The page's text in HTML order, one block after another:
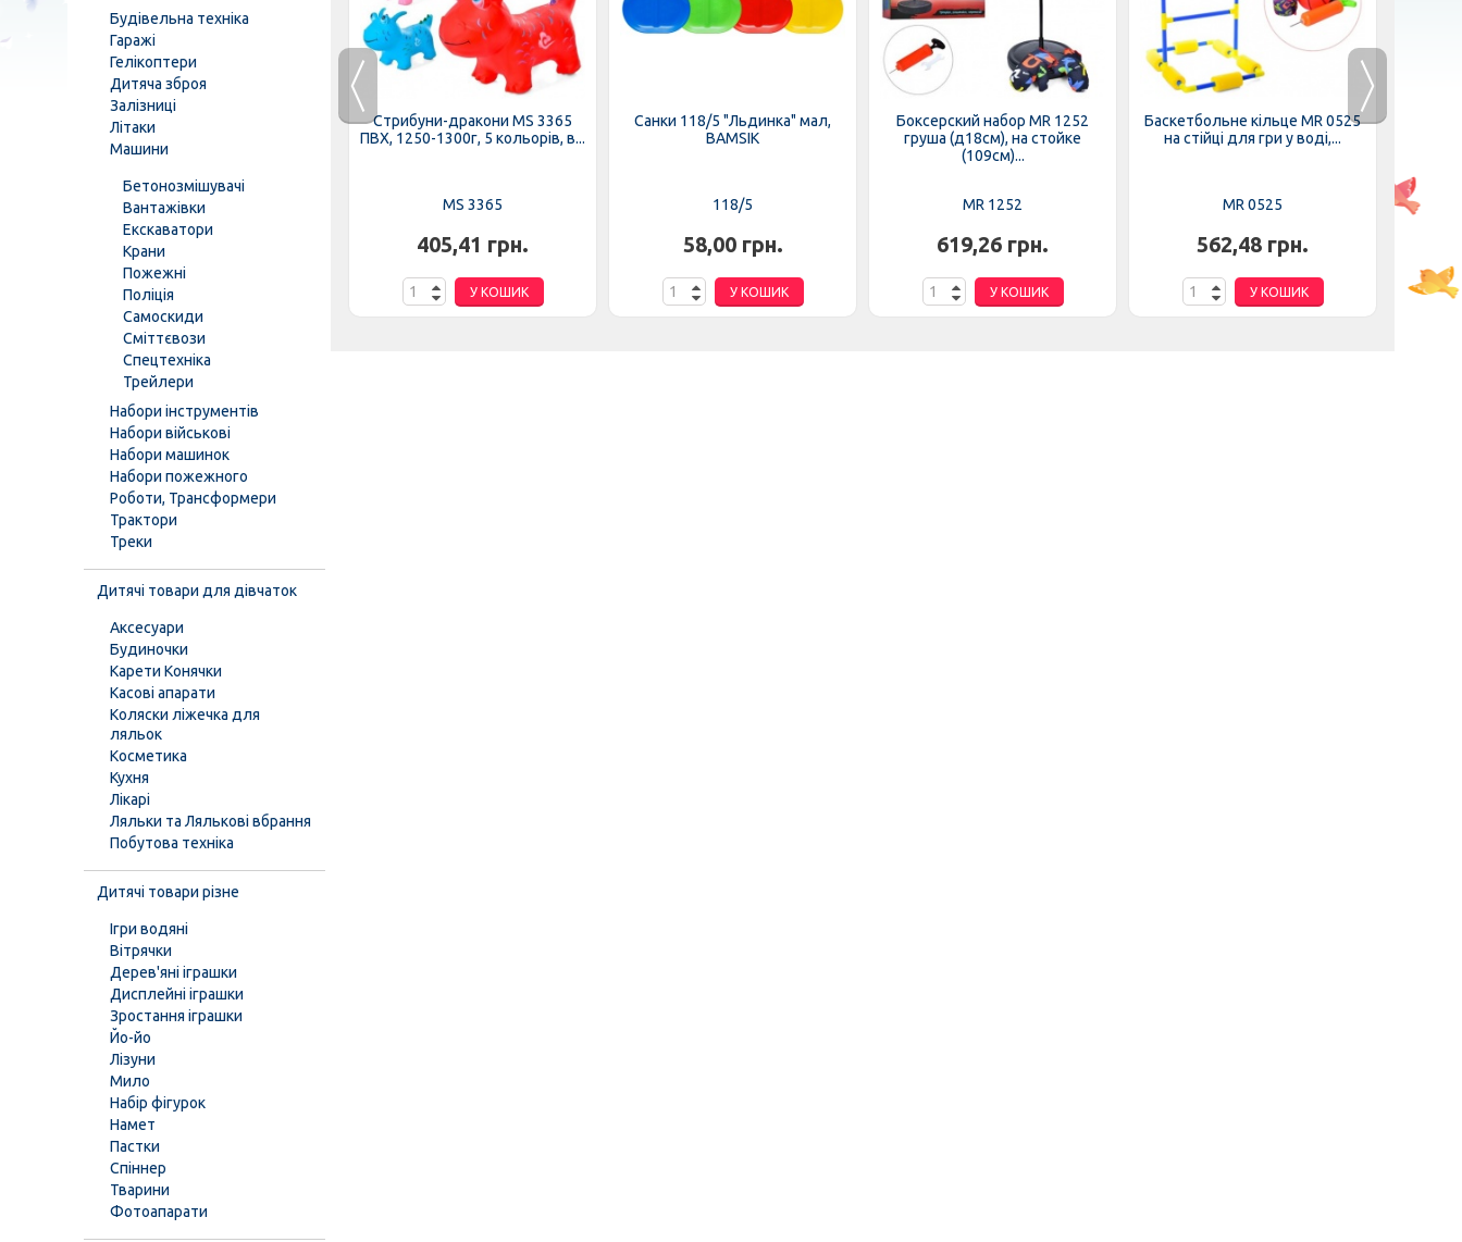
Игла MS 1784 для мячей, 3 шт,
набор (насадка, гибкий...
MS 1784
22,30 грн.
Стрибуни-дракони MS 3365
ПВХ, 1250-1300г, 5 кольорів, в...
MS 3365
405,41 грн.
У КОШИК
Санки 118/5 "Льдинка" мал,
BAMSIK
118/5
58,00 грн.
У КОШИК
Боксерский набор MR 1252
груша (д18см), на стойке
(109см)...
MR 1252
619,26 грн.
У КОШИК
Баскетбольне кільце MR 0525
на стійці для гри у воді,...
MR 0525
562,48 грн.
У КОШИК
Будівельна техніка
Гаражі
Гелікоптери
Дитяча зброя
Залізниці
Літаки
Машини
Бетонозмішувачі
Вантажівки
Екскаватори
Крани
Пожежні
Поліція
Самоскиди
Сміттєвози
Спецтехніка
Трейлери
Набори інструментів
Набори військові
Набори машинок
Набори пожежного
Роботи, Трансформери
Трактори
Треки
Дитячі товари для дівчаток
Аксесуари
Будиночки
Карети Конячки
Касові апарати
Коляски ліжечка для
ляльок
Косметика
Кухня
Лікарі
Ляльки та Лялькові вбрання
Побутова техніка
Дитячі товари різне
Ігри водяні
Вітрячки
Дерев'яні іграшки
Дисплейні іграшки
Зростання іграшки
Йо-йо
Лізуни
Мило
Набір фігурок
Намет
Пастки
Спіннер
Тварини
Фотоапарати